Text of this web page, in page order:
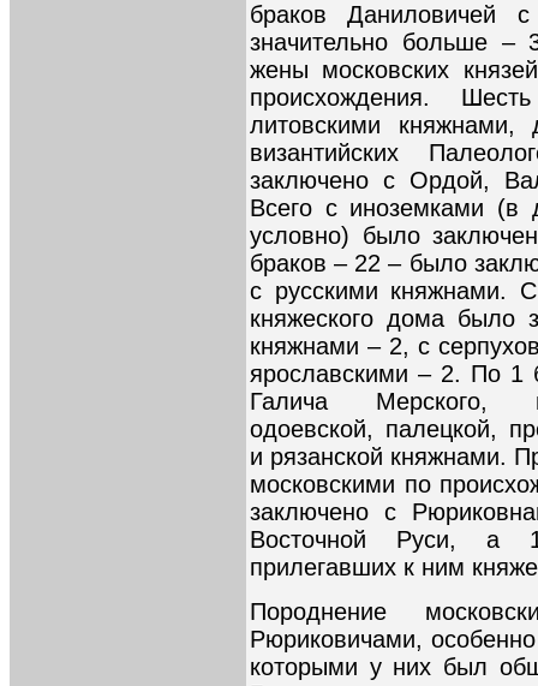
браков Даниловичей
значительно больше –
жены московских
происхождения.
литовскими
византийских
заключено с Ордой,
Всего с иноземками (в
условно) было
браков – 22 – было
с русскими княжнами. С
княжеского дома было
княжнами – 2, с
ярославскими – 2. По 1
Галича Мерского,
одоевской, палецкой,
и рязанской княжнами.
московскими по
заключено с
Восточной Руси, а
прилегавших к ним
Породнение
Рюриковичами,
которыми у них был